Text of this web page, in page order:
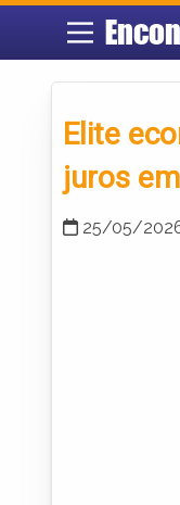
Elite
juros
25/05/